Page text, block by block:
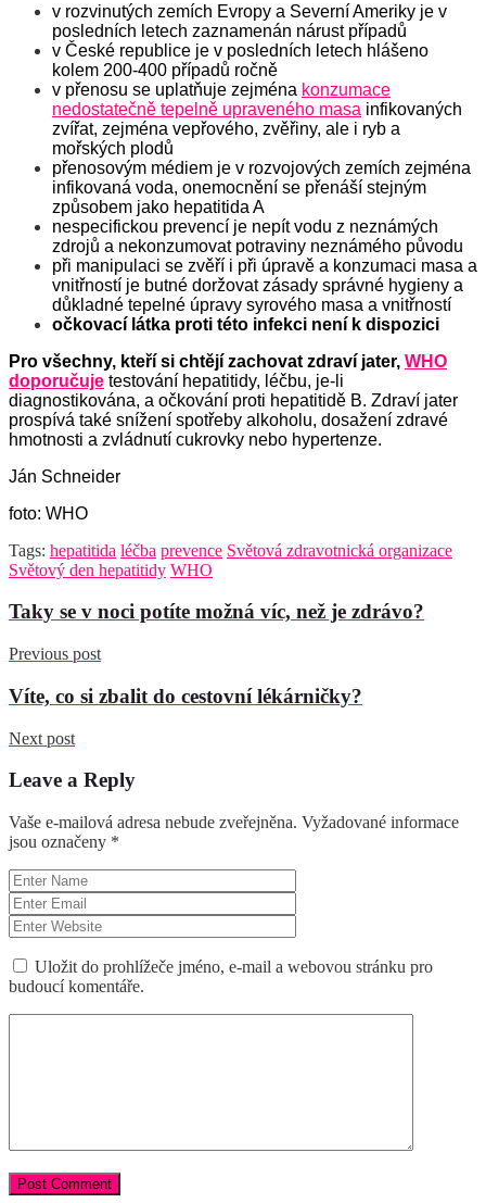
v rozvinutých zemích Evropy a Severní Ameriky je v
posledních letech zaznamenán nárust případů
v České republice je v posledních letech hlášeno
kolem 200-400 případů ročně
v přenosu se uplatňuje zejména konzumace
nedostatečně tepelně upraveného masa infikovaných
zvířat, zejména vepřového, zvěřiny, ale i ryb a
mořských plodů
přenosovým médiem je v rozvojových zemích zejména
infikovaná voda, onemocnění se přenáší stejným
způsobem jako hepatitida A
nespecifickou prevencí je nepít vodu z neznámých
zdrojů a nekonzumovat potraviny neznámého původu
při manipulaci se zvěří i při úpravě a konzumaci masa a
vnitřností je butné doržovat zásady správné hygieny a
důkladné tepelné úpravy syrového masa a vnitřností
očkovací látka proti této infekci není k dispozici
Pro všechny, kteří si chtějí zachovat zdraví jater, WHO
doporučuje testování hepatitidy, léčbu, je-li
diagnostikována, a očkování proti hepatitidě B. Zdraví jater
prospívá také snížení spotřeby alkoholu, dosažení zdravé
hmotnosti a zvládnutí cukrovky nebo hypertenze.
Ján Schneider
foto: WHO
Tags: hepatitida léčba prevence Světová zdravotnická organizace
Světový den hepatitidy WHO
Taky se v noci potíte možná víc, než je zdrávo?
Previous post
Víte, co si zbalit do cestovní lékárničky?
Next post
Leave a Reply
Vaše e-mailová adresa nebude zveřejněna. Vyžadované informace
jsou označeny *
Uložit do prohlížeče jméno, e-mail a webovou stránku pro
budoucí komentáře.